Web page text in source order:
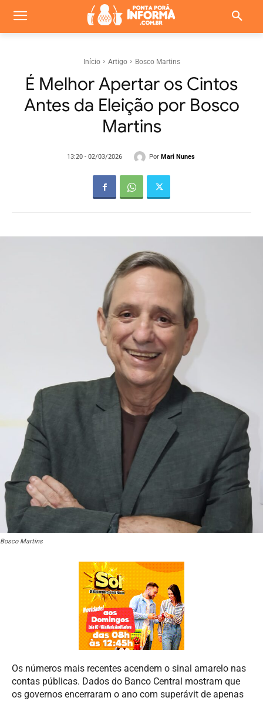
Início Artigo Bosco Martins
É Melhor Apertar os Cintos
Antes da Eleição por Bosco
Martins
13:20 - 02/03/2026 Por Mari Nunes
Bosco Martins
Os números mais recentes acendem o sinal amarelo nas
contas públicas. Dados do Banco Central mostram que
os governos encerraram o ano com superávit de apenas